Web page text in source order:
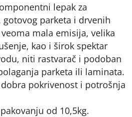
lepak za
parketa i drvenih
mala emisija, velika
kao i širok spektar
niti rastvarač i podoban
parketa ili laminata.
pokrivenost i potrošnja
od 10,5kg.